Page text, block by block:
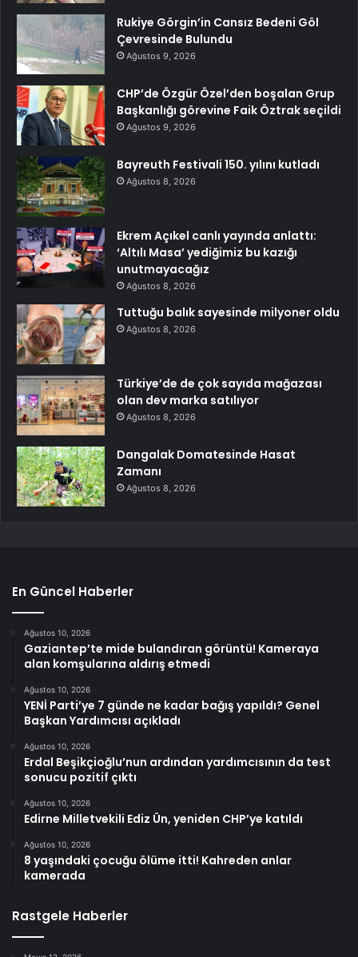
Rukiye Görgin’in Cansız Bedeni Göl
Çevresinde Bulundu
Ağustos 9, 2026
CHP’de Özgür Özel’den boşalan Grup
Başkanlığı görevine Faik Öztrak seçildi
Ağustos 9, 2026
Bayreuth Festivali 150. yılını kutladı
Ağustos 8, 2026
Ekrem Açıkel canlı yayında anlattı:
‘Altılı Masa’ yediğimiz bu kazığı
unutmayacağız
Ağustos 8, 2026
Tuttuğu balık sayesinde milyoner oldu
Ağustos 8, 2026
Türkiye’de de çok sayıda mağazası
olan dev marka satılıyor
Ağustos 8, 2026
Dangalak Domatesinde Hasat
Zamanı
Ağustos 8, 2026
En Güncel Haberler
Ağustos 10, 2026
Gaziantep’te mide bulandıran görüntü! Kameraya
alan komşularına aldırış etmedi
Ağustos 10, 2026
YENİ Parti’ye 7 günde ne kadar bağış yapıldı? Genel
Başkan Yardımcısı açıkladı
Ağustos 10, 2026
Erdal Beşikçioğlu’nun ardından yardımcısının da test
sonucu pozitif çıktı
Ağustos 10, 2026
Edirne Milletvekili Ediz Ün, yeniden CHP’ye katıldı
Ağustos 10, 2026
8 yaşındaki çocuğu ölüme itti! Kahreden anlar
kamerada
Rastgele Haberler